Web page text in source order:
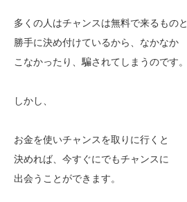
多くの人はチャンスは無料で来るものと
勝手に決め付けているから、なかなか
こなかったり、騙されてしまうのです。
しかし、
お金を使いチャンスを取りに行くと
決めれば、今すぐにでもチャンスに
出会うことができます。